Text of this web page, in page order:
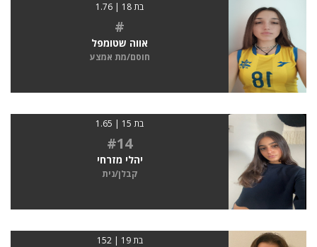
בת 18 | 1.76
#
אווה שטומפל
חוסם/מת אמצע
בת 15 | 1.65
#14
יהלי מזרחי
קבלן/נית
בת 19 | 152